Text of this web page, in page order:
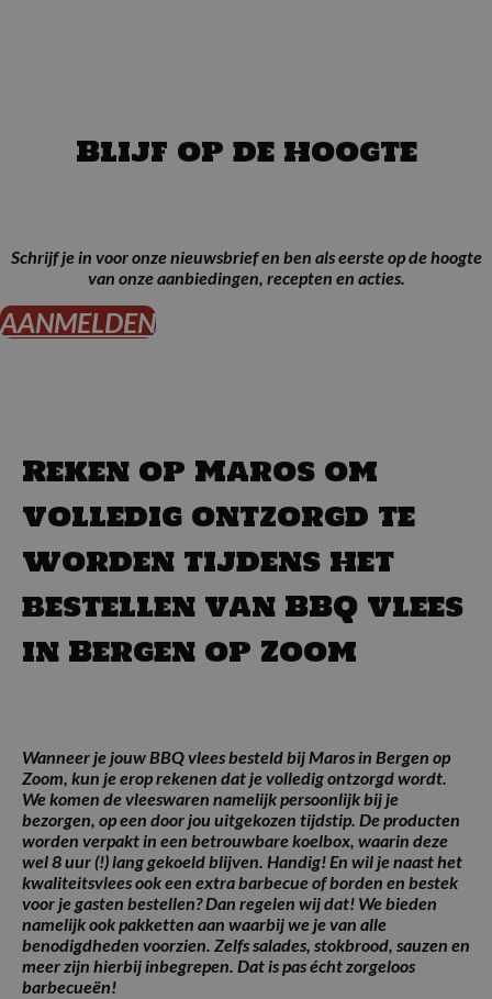
Blijf op de hoogte
Schrijf je in voor onze nieuwsbrief en ben als eerste op de hoogte
van onze aanbiedingen, recepten en acties.
AANMELDEN
Reken op Maros om
volledig ontzorgd te
worden tijdens het
bestellen van BBQ vlees
in Bergen op Zoom
Wanneer je jouw BBQ vlees besteld bij Maros in Bergen op
Zoom, kun je erop rekenen dat je volledig ontzorgd wordt.
We komen de vleeswaren namelijk persoonlijk bij je
bezorgen, op een door jou uitgekozen tijdstip. De producten
worden verpakt in een betrouwbare koelbox, waarin deze
wel 8 uur (!) lang gekoeld blijven. Handig! En wil je naast het
kwaliteitsvlees ook een extra barbecue of borden en bestek
voor je gasten bestellen? Dan regelen wij dat! We bieden
namelijk ook pakketten aan waarbij we je van alle
benodigdheden voorzien. Zelfs salades, stokbrood, sauzen en
meer zijn hierbij inbegrepen. Dat is pas écht zorgeloos
barbecueën!